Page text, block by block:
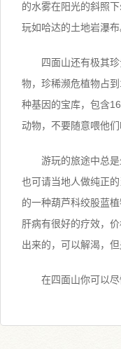
的水雾在阳光的斜照
玩如哈达的土地岩瀑
四面山还有极其
物，珍稀濒危植物占
种基因的宝库，包含
动物，不要随意喂他
游玩的旅途中总
也可请当地人做纯正
的一种葫芦科绞股蓝
肝病有很好的疗效，
出来的，可以解渴，
在四面山你可以